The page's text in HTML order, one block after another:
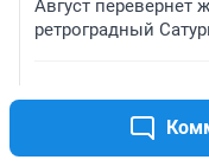
Август перевернет
ретроградный
«Сыночки-
почему уральские